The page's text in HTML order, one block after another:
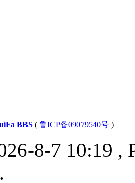
BBS ( 鲁ICP备09079540号 )
8-7 10:19 ,